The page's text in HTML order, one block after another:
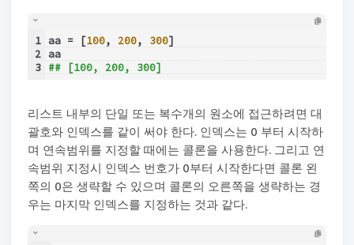
1
2
3
aa = [100, 200, 300]
aa
## [100, 200, 300]
리스트 내부의 단일 또는 복수개의 원소에 접근하려면 대
괄호와 인덱스를 같이 써야 한다. 인덱스는 0 부터 시작하
며 연속범위를 지정할 때에는 콜론을 사용한다. 그리고 연
속범위 지정시 인덱스 번호가 0부터 시작한다면 콜론 왼
쪽의 0은 생략할 수 있으며 콜론의 오른쪽을 생략하는 경
우는 마지막 인덱스를 지정하는 것과 같다.